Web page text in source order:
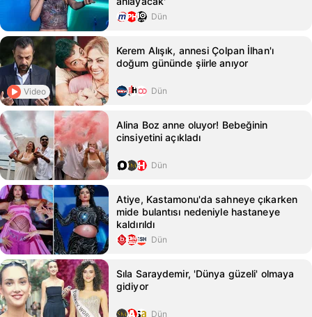
Dün
Video
Kerem Alışık, annesi Çolpan İlhan'ı
doğum gününde şiirle anıyor
Dün
Alina Boz anne oluyor! Bebeğinin
cinsiyetini açıkladı
Dün
Atiye, Kastamonu'da sahneye çıkarken
mide bulantısı nedeniyle hastaneye
kaldırıldı
Dün
Sıla Saraydemir, 'Dünya güzeli' olmaya
gidiyor
Dün